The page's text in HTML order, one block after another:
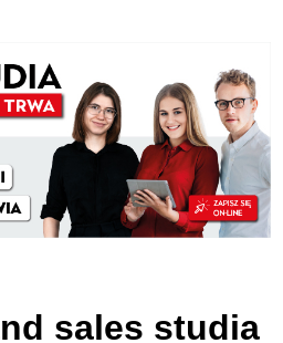
sales studia